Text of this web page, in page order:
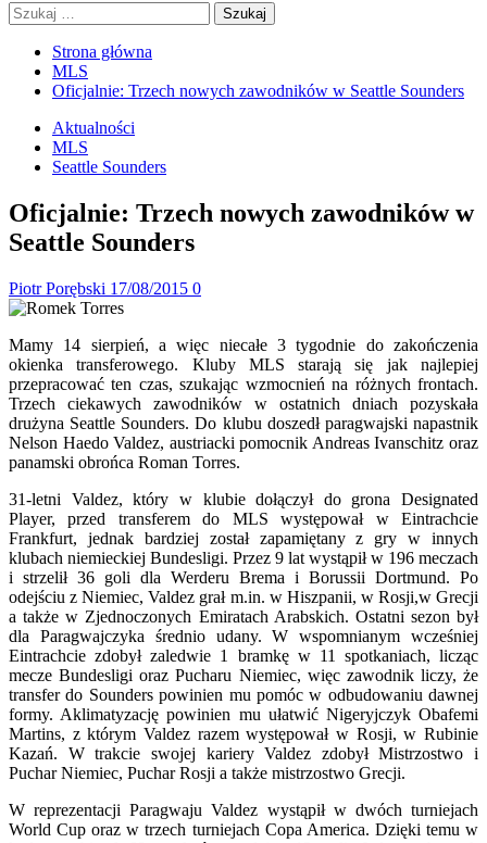
Szukaj:
Strona główna
MLS
Oficjalnie: Trzech nowych zawodników w Seattle Sounders
Aktualności
MLS
Seattle Sounders
Oficjalnie: Trzech nowych zawodników w
Seattle Sounders
Piotr Porębski 17/08/2015 0
Mamy 14 sierpień, a więc niecałe 3 tygodnie do zakończenia
okienka transferowego. Kluby MLS starają się jak najlepiej
przepracować ten czas, szukając wzmocnień na różnych frontach.
Trzech ciekawych zawodników w ostatnich dniach pozyskała
drużyna Seattle Sounders. Do klubu doszedł paragwajski napastnik
Nelson Haedo Valdez, austriacki pomocnik Andreas Ivanschitz oraz
panamski obrońca Roman Torres.
31-letni Valdez, który w klubie dołączył do grona Designated
Player, przed transferem do MLS występował w Eintrachcie
Frankfurt, jednak bardziej został zapamiętany z gry w innych
klubach niemieckiej Bundesligi. Przez 9 lat wystąpił w 196 meczach
i strzelił 36 goli dla Werderu Brema i Borussii Dortmund. Po
odejściu z Niemiec, Valdez grał m.in. w Hiszpanii, w Rosji,w Grecji
a także w Zjednoczonych Emiratach Arabskich. Ostatni sezon był
dla Paragwajczyka średnio udany. W wspomnianym wcześniej
Eintrachcie zdobył zaledwie 1 bramkę w 11 spotkaniach, licząc
mecze Bundesligi oraz Pucharu Niemiec, więc zawodnik liczy, że
transfer do Sounders powinien mu pomóc w odbudowaniu dawnej
formy. Aklimatyzację powinien mu ułatwić Nigeryjczyk Obafemi
Martins, z którym Valdez razem występował w Rosji, w Rubinie
Kazań. W trakcie swojej kariery Valdez zdobył Mistrzostwo i
Puchar Niemiec, Puchar Rosji a także mistrzostwo Grecji.
W reprezentacji Paragwaju Valdez wystąpił w dwóch turniejach
World Cup oraz w trzech turniejach Copa America. Dzięki temu w